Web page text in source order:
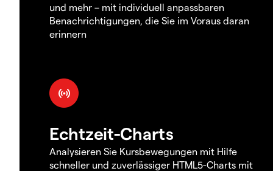
und mehr – mit individuell anpassbaren
Benachrichtigungen, die Sie im Voraus daran
erinnern
Echtzeit-Charts
Analysieren Sie Kursbewegungen mit Hilfe
schneller und zuverlässiger HTML5-Charts mit